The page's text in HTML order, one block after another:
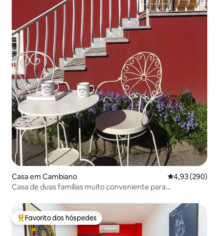
Casa em Cambiano Classificação
4,93 (290)
Casa de duas famílias muito conveniente para
Favoritos dos hóspedes mais apreciados
Favorito dos hóspedes